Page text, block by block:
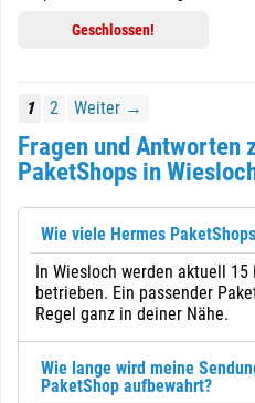
Geschlossen!
1 2 Weiter →
Fragen und Antworten
PaketShops in
Wie viele Hermes
In Wiesloch werden aktuell 15
betrieben. Ein passender
Regel ganz in deiner Nähe.
Wie lange wird meine
PaketShop aufbewahrt?